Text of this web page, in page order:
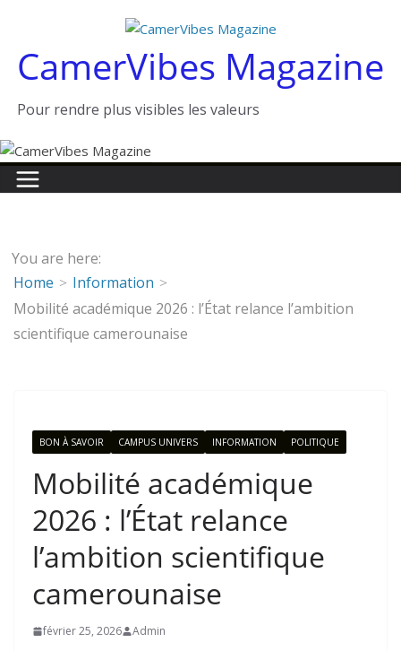
contenuCamerVibes Magazine
Pour rendre plus visibles les valeurs
You are here:
Home
Information
Mobilité académique 2026 : l’État relance l’ambition
scientifique camerounaise
BON À SAVOIR CAMPUS UNIVERS INFORMATION POLITIQUE
Mobilité académique
2026 : l’État relance
l’ambition scientifique
camerounaise
février 25, 2026 Admin